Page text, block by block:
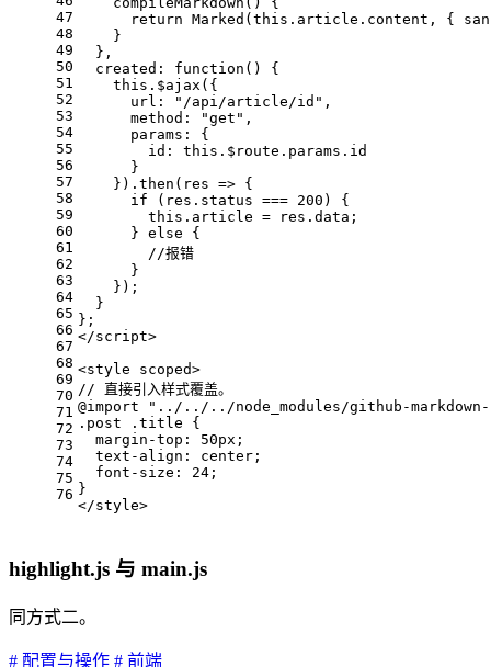
47
48
49
50
51
52
53
54
55
56
57
58
59
60
61
62
63
64
65
66
67
68
69
70
71
72
73
74
75
76
return Marked(this.article.content, {
    }
  },
  created: function() {
    this.$ajax({
      url: "/api/article/id",
      method: "get",
      params: {
        id: this.$route.params.id
      }
    }).then(res => {
      if (res.status === 200) {
        this.article = res.data;
      } else {
        //报错
      }
    });
  }
};
</script>
<style scoped>
// 直接引入样式覆盖。
@import "../../../node_modules/github-
.post .title {
  margin-top: 50px;
  text-align: center;
  font-size: 24;
}
</style>
highlight.js 与 main.js
同方式二。
# 配置与操作 # 前端